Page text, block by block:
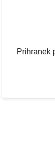
Prihranek